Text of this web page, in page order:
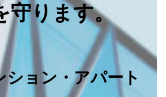
守ります。
ション・アパート